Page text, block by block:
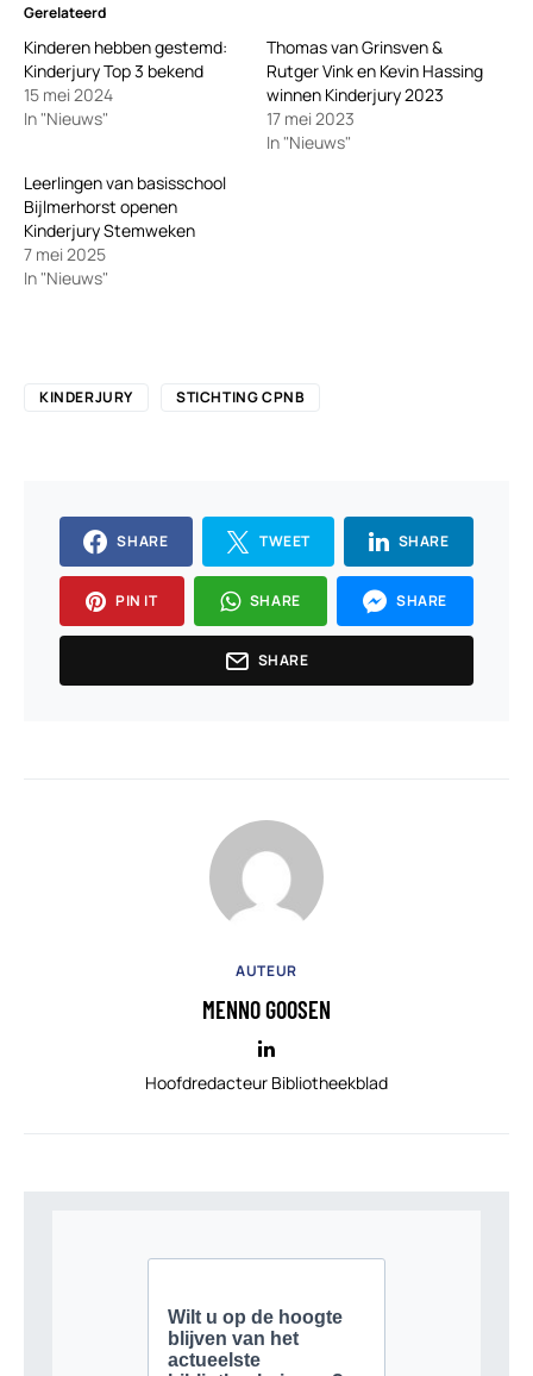
Gerelateerd
Kinderen hebben gestemd:
Kinderjury Top 3 bekend
15 mei 2024
In "Nieuws"
Thomas van Grinsven &
Rutger Vink en Kevin Hassing
winnen Kinderjury 2023
17 mei 2023
In "Nieuws"
Leerlingen van basisschool
Bijlmerhorst openen
Kinderjury Stemweken
7 mei 2025
In "Nieuws"
KINDERJURY STICHTING CPNB
SHARE TWEET SHARE
PIN IT SHARE SHARE
SHARE
AUTEUR
MENNO GOOSEN
Hoofdredacteur Bibliotheekblad